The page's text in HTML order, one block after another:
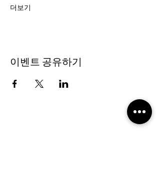
더보기
이벤트 공유하기
2019 NOUVERTEmagazine. All Rights